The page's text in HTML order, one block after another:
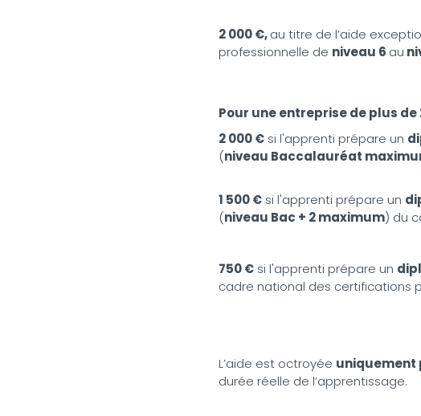
2 000 €,au titre de l’aide
professionnelle de niveau 6 au
Pour une entreprise de plus de
2 000 € si l'apprenti prépare un
(niveau Baccalauréat
1 500 € si l'apprenti prépare un
(niveau Bac + 2 maximum) du
750 € si l'apprenti prépare un
cadre national des certifications
L’aide est octroyée uniquement
durée réelle de l’apprentissage.